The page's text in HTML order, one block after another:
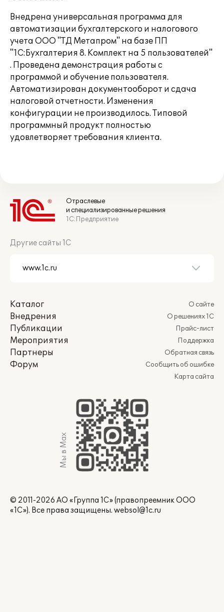
Внедрена универсальная программа для
автоматизации бухгалтерского и налогового
учета ООО "ТД Метапром" на базе ПП
"1С:Бухгалтерия 8. Комплект на 5 пользователей"
. Проведена демонстрация работы с
программой и обучение пользователя.
Автоматизирован документооборот и сдача
налоговой отчетности. Изменения
конфигурации не производилось. Типовой
программный продукт полностью
удовлетворяет требования клиента.
Отраслевые
и специализированные решения
1С:Предприятие
Другие сайты 1С
Каталог
Внедрения
Публикации
Мероприятия
Партнеры
Форум
О сайте
О решениях 1С
Прайс-лист
Поддержка
Обратная связь
Сообщить об ошибке
Карта сайта
Мы в Max
© 2011-2026 АО «Группа 1С» (правопреемник ООО
«1С»). Все права защищены. websol@1c.ru